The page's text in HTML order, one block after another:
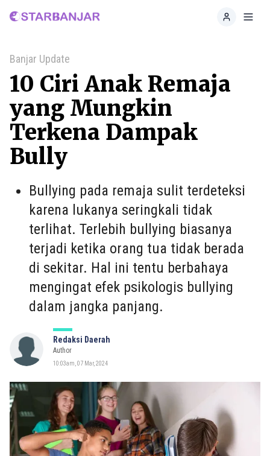
Home
Banjar Update
10 Ciri Anak Remaja
yang Mungkin
Terkena Dampak
Bully
Bullying pada remaja sulit terdeteksi
karena lukanya seringkali tidak
terlihat. Terlebih bullying biasanya
terjadi ketika orang tua tidak berada
di sekitar. Hal ini tentu berbahaya
mengingat efek psikologis bullying
dalam jangka panjang.
Redaksi Daerah
Author
10:03am, 07 Mar, 2024